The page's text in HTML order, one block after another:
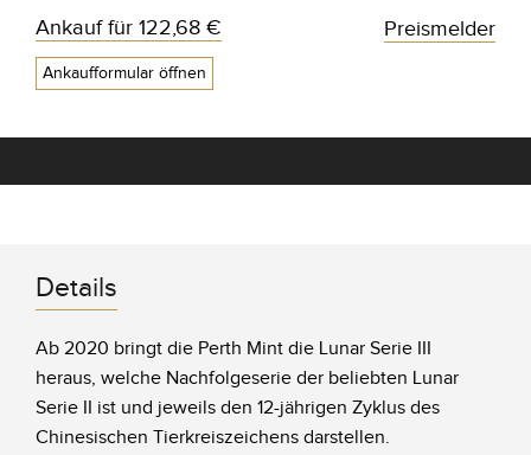
Ankauf für 122,68 €
Ankaufformular öffnen
Preismelder
Details
Ab 2020 bringt die Perth Mint die Lunar Serie III
heraus, welche Nachfolgeserie der beliebten Lunar
Serie II ist und jeweils den 12-jährigen Zyklus des
Chinesischen Tierkreiszeichens darstellen.